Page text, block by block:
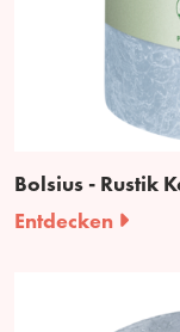
Bolsius - Rustik
Entdecken